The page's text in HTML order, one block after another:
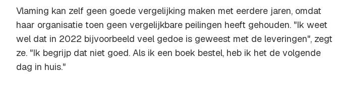
Vlaming kan zelf geen goede vergelijking maken met eerdere jaren, omdat
haar organisatie toen geen vergelijkbare peilingen heeft gehouden. "Ik weet
wel dat in 2022 bijvoorbeeld veel gedoe is geweest met de leveringen", zegt
ze. "Ik begrijp dat niet goed. Als ik een boek bestel, heb ik het de volgende
dag in huis."